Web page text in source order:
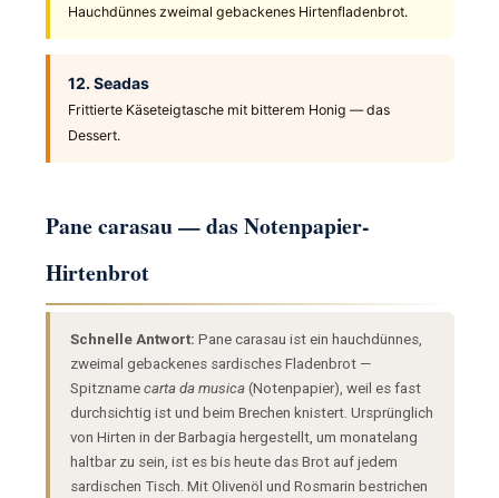
Hauchdünnes zweimal gebackenes Hirtenfladenbrot.
12. Seadas
Frittierte Käseteigtasche mit bitterem Honig — das
Dessert.
Pane carasau — das Notenpapier-
Hirtenbrot
Schnelle Antwort: Pane carasau ist ein hauchdünnes,
zweimal gebackenes sardisches Fladenbrot —
Spitzname carta da musica(Notenpapier), weil es fast
durchsichtig ist und beim Brechen knistert. Ursprünglich
von Hirten in der Barbagia hergestellt, um monatelang
haltbar zu sein, ist es bis heute das Brot auf jedem
sardischen Tisch. Mit Olivenöl und Rosmarin bestrichen